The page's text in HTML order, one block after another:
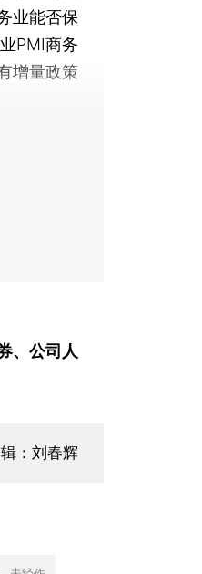
业能否保
PMI商务
增量政策
、公司人
：刘春辉